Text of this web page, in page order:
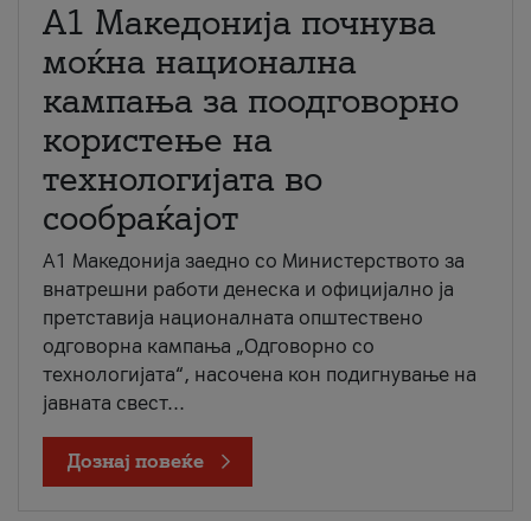
A1 Македонија почнува
моќна национална
кампања за поодговорно
користење на
технологијата во
сообраќајот
A1 Македонија заедно со Министерството за
внатрешни работи денеска и официјално ја
претставија националната општествено
одговорна кампања „Одговорно со
технологијата“, насочена кон подигнување на
јавната свест...
Дознај повеќе